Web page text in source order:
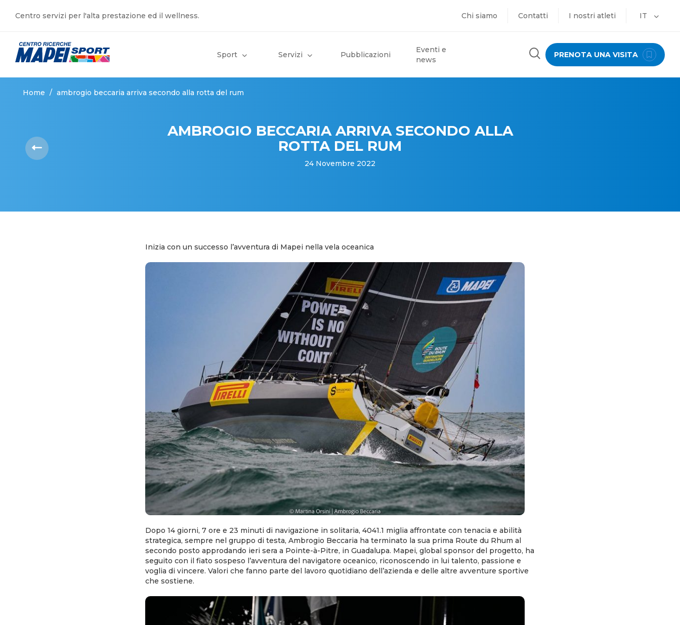
Centro servizi per l'alta prestazione ed il wellness. Chi siamo Contatti I nostri atleti IT
Sport Servizi Pubblicazioni
Eventi e
news
PRENOTA UNA VISITA
Home / ambrogio beccaria arriva secondo alla rotta del rum
AMBROGIO BECCARIA ARRIVA SECONDO ALLA
ROTTA DEL RUM
24 Novembre 2022
Inizia con un successo l’avventura di Mapei nella vela oceanica
Dopo 14 giorni, 7 ore e 23 minuti di navigazione in solitaria, 4041.1 miglia affrontate con tenacia e abilità
strategica, sempre nel gruppo di testa, Ambrogio Beccaria ha terminato la sua prima Route du Rhum al
secondo posto approdando ieri sera a Pointe-à-Pitre, in Guadalupa. Mapei, global sponsor del progetto, ha
seguito con il fiato sospeso l’avventura del navigatore oceanico, riconoscendo in lui talento, passione e
voglia di vincere. Valori che fanno parte del lavoro quotidiano dell’azienda e delle altre avventure sportive
che sostiene.